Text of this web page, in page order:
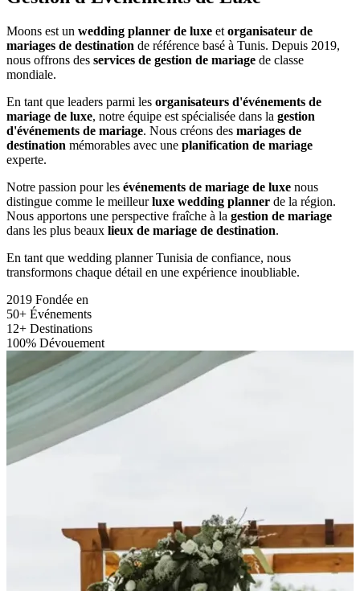
Moons est un wedding planner de luxe et organisateur de
mariages de destination de référence basé à Tunis. Depuis 2019,
nous offrons des services de gestion de mariage de classe
mondiale.
En tant que leaders parmi les organisateurs d'événements de
mariage de luxe, notre équipe est spécialisée dans la gestion
d'événements de mariage. Nous créons des mariages de
destination mémorables avec une planification de mariage
experte.
Notre passion pour les événements de mariage de luxe nous
distingue comme le meilleurluxe wedding planner de la région.
Nous apportons une perspective fraîche à la gestion de mariage
dans les plus beaux lieux de mariage de destination.
En tant que wedding planner Tunisia de confiance, nous
transformons chaque détail en une expérience inoubliable.
2019 Fondée en
50+ Événements
12+ Destinations
100% Dévouement